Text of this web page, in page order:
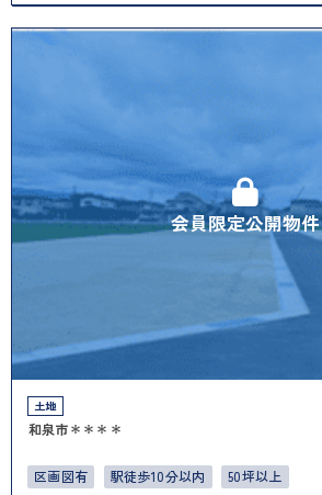
会員限定公開物件
土地
和泉市＊＊＊＊
区画図有 駅徒歩10分以内 50坪以上